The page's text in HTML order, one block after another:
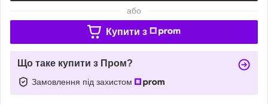
або
Купити з
Що таке купити з Пром?
Замовлення під захистом